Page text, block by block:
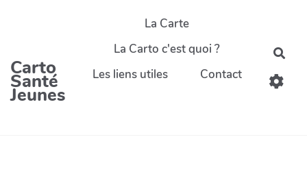
Carto
Santé
Jeunes
La Carte
La Carto c'est quoi ?
Les liens utiles
Contact